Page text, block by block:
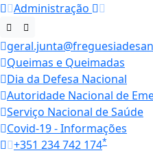
Administração
Queimas e Queimadas
Dia da Defesa Nacional
Autoridade Nacional de
Serviço Nacional de Saúde
Covid-19 - Informações
+351 234 742 174*